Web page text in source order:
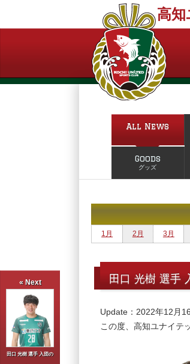
高
« Next
田口 光樹 選手 入団の
All News
Goods
グッズ
1月 2月 3月
田口 光樹 選手
Update：2022年12月
この度、高知ユナイテ